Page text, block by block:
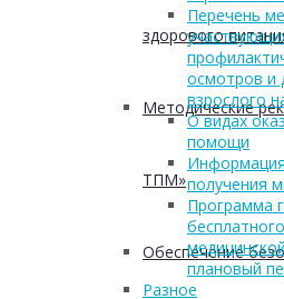
здорового
Методические
ТПМ»
Обеспечение
Перечень
осмотров и
взрослого
О видах
помощи
получения
Программа
плановый
Разное